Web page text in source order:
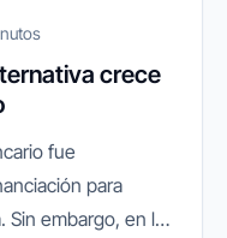
crece
fue
para
embargo, en los